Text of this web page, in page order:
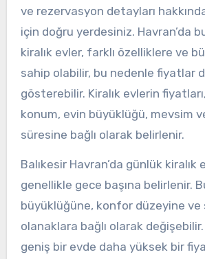
ve rezervasyon detayları
için doğru yerdesiniz. Havran’da
kiralık evler, farklı özelliklere ve
sahip olabilir, bu nedenle fiyatlar
gösterebilir. Kiralık evlerin
konum, evin büyüklüğü, mevsim
süresine bağlı olarak belirlenir.
Balıkesir Havran’da günlük kiralık
genellikle gece başına belirlenir.
büyüklüğüne, konfor düzeyine ve
olanaklara bağlı olarak
geniş bir evde daha yüksek bir